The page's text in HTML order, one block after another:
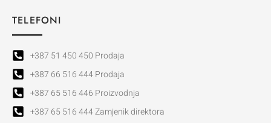
TELEFONI
+387 51 450 450 Prodaja
+387 66 516 444 Prodaja
+387 65 516 446 Proizvodnja
+387 65 516 444 Zamjenik direktora